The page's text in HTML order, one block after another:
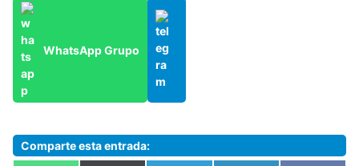
WhatsApp Grupo
Comparte esta entrada: